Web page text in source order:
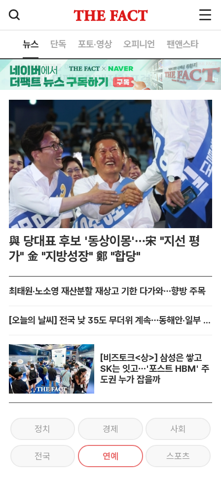
뉴스 단독 포토·영상 오피니언 팬앤스타
與 당대표 후보 '동상이몽'…宋 "지선 평
가" 金 "지방성장" 鄭 "합당"
최태원·노소영 재산분할 재상고 기한 다가와…향방 주목
[오늘의 날씨] 전국 낮 35도 무더위 계속…동해안·일부 지역 비
[비즈토크<상>] 삼성은 쌓고
SK는 잇고…'포스트 HBM' 주
도권 누가 잡을까
정치 경제 사회
전국 연예 스포츠